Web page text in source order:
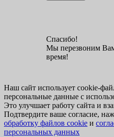
Спасибо!
Мы перезвоним
время!
Наш сайт использует cookie-
персональные данные с
Это улучшает работу сайта и
Подтвердите ваше согласие,
обработку файлов cookie и
персональных данных